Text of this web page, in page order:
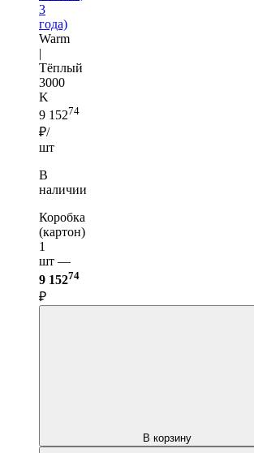
3
года)
Warm
|
Тёплый
3000
K
9 15274
₽/
шт
В
наличии
Коробка
(картон)
1
шт —
9 15274
₽
В корзину